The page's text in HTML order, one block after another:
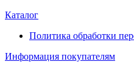
Каталог
Политика обработки
Информация покупателям